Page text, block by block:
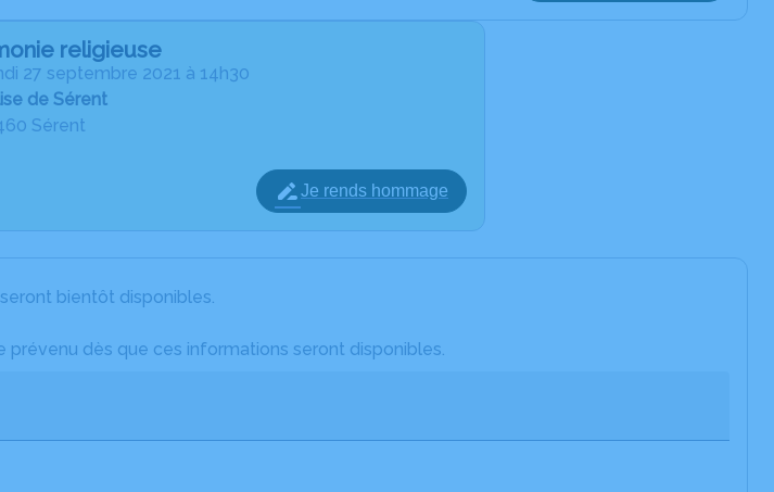
religieuse
27 septembre 2021 à 14h30
de Sérent
Sérent
Je rends hommage
bientôt disponibles.
dès que ces informations seront disponibles.